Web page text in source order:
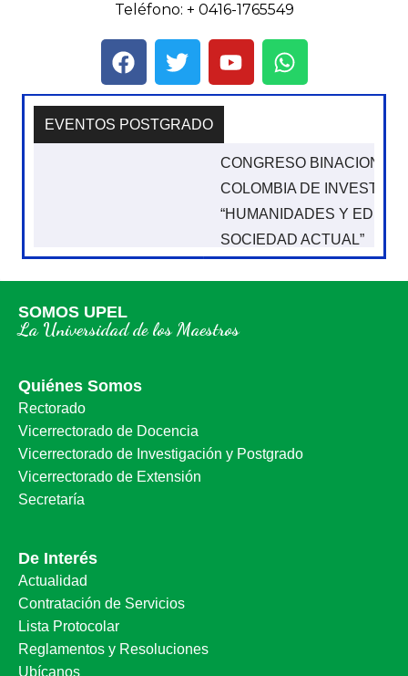
Teléfono: + 0416-1765549
EVENTOS POSTGRADO
CONGRESO BINACIONAL VENEZUELA Y
COLOMBIA DE INVESTIGACIÓN EDUCATIVA:
“HUMANIDADES Y EDUCACIÓN ANTE LA
SOMOS UPEL
La Universidad de los Maestros
Quiénes Somos
Vicerrectorado de Investigación y Postgrado
De Interés
Reglamentos y Resoluciones